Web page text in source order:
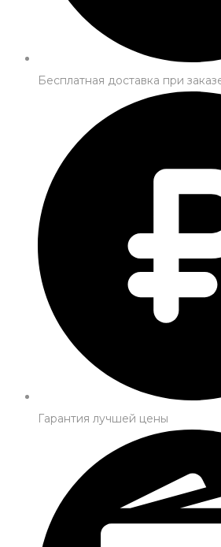
Бесплатная доставка при
Гарантия лучшей цены